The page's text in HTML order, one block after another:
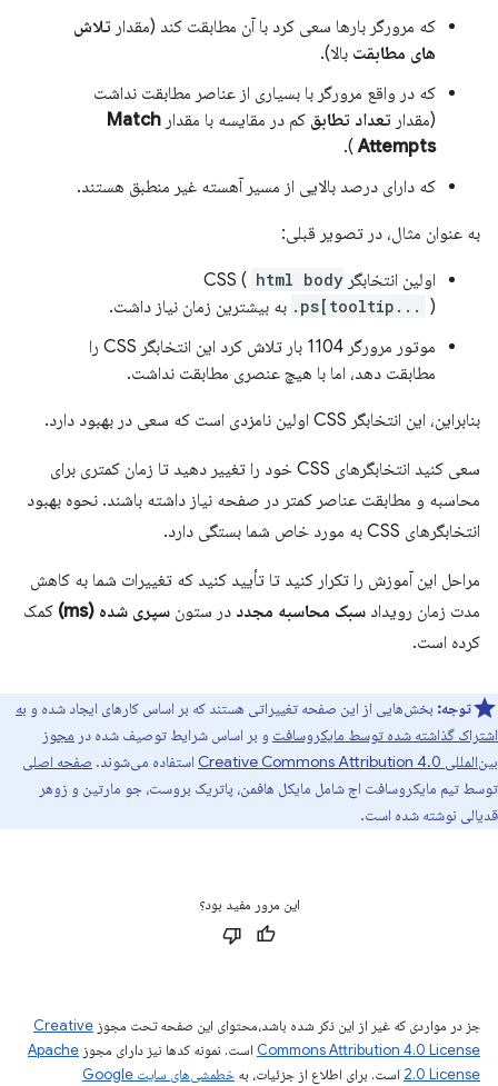
که مرورگر بارها سعی کرد با آن مطابقت کند (مقدار تلاش
های مطابقت بالا).
که در واقع مرورگر با بسیاری از عناصر مطابقت نداشت
(مقدار تعداد تطابق کم در مقایسه با مقدار Match
Attempts
).
که دارای درصد بالایی از مسیر آهسته غیر منطبق هستند.
به عنوان مثال، در تصویر قبلی:
اولین انتخابگر CSS ( html body
.ps[tooltip...
) به بیشترین زمان نیاز داشت.
موتور مرورگر 1104 بار تلاش کرد این انتخابگر CSS را
مطابقت دهد، اما با هیچ عنصری مطابقت نداشت.
بنابراین، این انتخابگر CSS اولین نامزدی است که سعی در بهبود دارد.
سعی کنید انتخابگرهای CSS خود را تغییر دهید تا زمان کمتری برای
محاسبه و مطابقت عناصر کمتر در صفحه نیاز داشته باشند. نحوه بهبود
انتخابگرهای CSS به مورد خاص شما بستگی دارد.
مراحل این آموزش را تکرار کنید تا تأیید کنید که تغییرات شما به کاهش
مدت زمان رویداد سبک محاسبه مجدد در ستون سپری شده (ms)
کمک
کرده است.
توجه: بخش‌هایی از این صفحه تغییراتی هستند که بر اساس کارهای ایجاد شده و به
اشتراک گذاشته شده توسط مایکروسافت و بر اساس شرایط توصیف شده در مجوز
بین‌المللی Creative Commons Attribution 4.0
استفاده می‌شوند. صفحه اصلی
توسط تیم مایکروسافت اج شامل مایکل هافمن، پاتریک بروست، جو مارتین و زوهر
قدیالی نوشته شده است.
این مرور مفید بود؟
جز در مواردی که غیر از این ذکر شده باشد،‌محتوای این صفحه تحت مجوز Creative
Commons Attribution 4.0 License است. نمونه کدها نیز دارای مجوز Apache
2.0 License است. برای اطلاع از جزئیات، به
خطمشی‌های سایت Google